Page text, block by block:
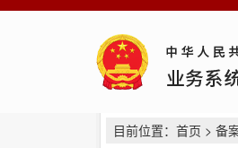
目前位置： 首页 > 备